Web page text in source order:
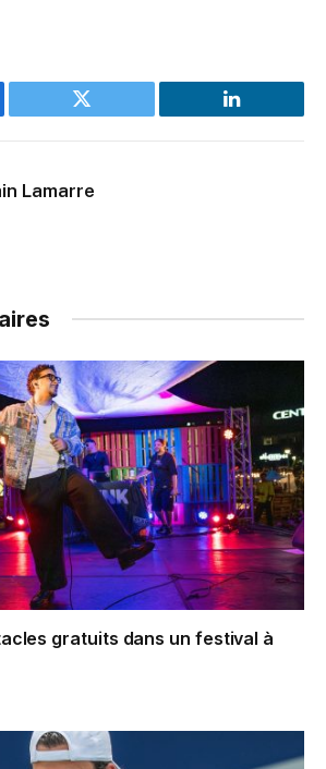
Twitter LinkedIn
Lamarre
gratuits dans un festival à